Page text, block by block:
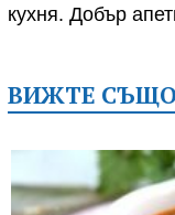
кухня. Добър
ВИЖТЕ СЪЩО